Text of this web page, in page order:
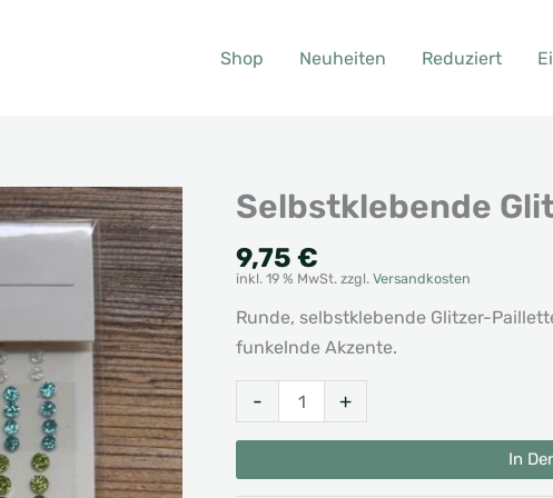
Shop Neuheiten Reduziert
Selbstklebende
9,75 €
inkl. 19 % MwSt. zzgl. Versandkosten
Runde, selbstklebende Glitzer-
funkelnde Akzente.
-
Selbstklebende
Glitzer-
Menge
+
In